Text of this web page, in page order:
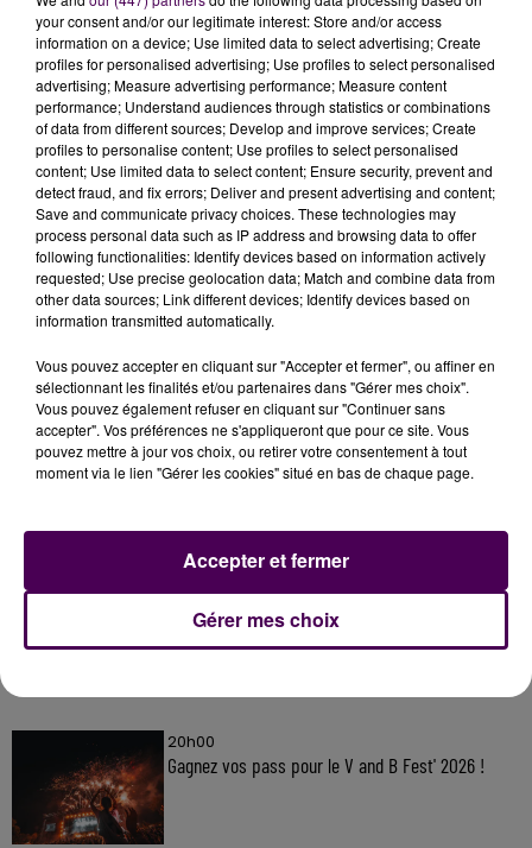
place du Champ-de-Foire, avecbandes cyclables
des deux côtésde manière à pouvoir pédaler dans
les deux directions.
RALENTIR LE TRAFIC
Et puisqu'au-delà de sécuriser un tant soit peu la
pratique du vélo en centre-ville, notamment pour les
enfants et pour celles ou ceux qui auraient envie de se
déplacer"avec légèreté"dans la cité sabolienne, il
s'agit aussi de"calmer les ardeurs"des automobilistes,
deux ralentisseurs ont été créés
: le premier se situe
passage piéton, et le second est en partie basse,
devant le restaurant.
20h00
Gagnez vos pass pour le V and B Fest' 2026 !
your consent and/or our legitimate interest: Store and/or access
information on a device; Use limited data to select advertising; Create
profiles for personalised advertising; Use profiles to select personalised
advertising; Measure advertising performance; Measure content
performance; Understand audiences through statistics or combinations
of data from different sources; Develop and improve services; Create
profiles to personalise content; Use profiles to select personalised
content; Use limited data to select content; Ensure security, prevent and
detect fraud, and fix errors; Deliver and present advertising and content;
Save and communicate privacy choices. These technologies may
process personal data such as IP address and browsing data to offer
following functionalities: Identify devices based on information actively
requested; Use precise geolocation data; Match and combine data from
other data sources; Link different devices; Identify devices based on
information transmitted automatically.
Vous pouvez accepter en cliquant sur "Accepter et fermer", ou affiner en
sélectionnant les finalités et/ou partenaires dans "Gérer mes choix".
Vous pouvez également refuser en cliquant sur "Continuer sans
accepter". Vos préférences ne s'appliqueront que pour ce site. Vous
pouvez mettre à jour vos choix, ou retirer votre consentement à tout
moment via le lien "Gérer les cookies" situé en bas de chaque page.
Gérer mes choix
Accepter et fermer